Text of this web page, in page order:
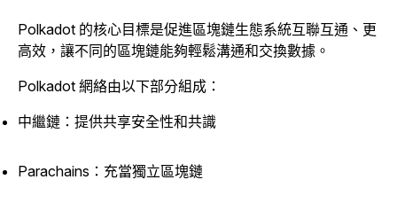
Polkadot 的核心目標是促進區塊鏈生態系統互聯互通、更
高效，讓不同的區塊鏈能夠輕鬆溝通和交換數據。
Polkadot 網絡由以下部分組成：
中繼鏈：提供共享安全性和共識
Parachains：充當獨立區塊鏈